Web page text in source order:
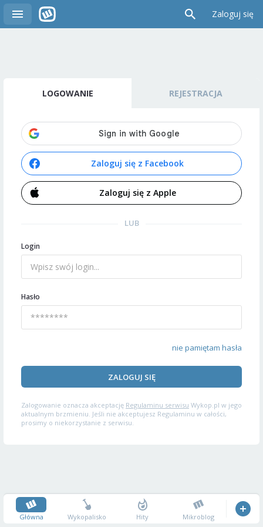
Zaloguj się
LOGOWANIE REJESTRACJA
Zaloguj się z Facebook
Zaloguj się z Apple
LUB
Login
Hasło
nie pamiętam hasła
ZALOGUJ SIĘ
Zalogowanie oznacza akceptację Regulaminu serwisu Wykop.pl w jego
aktualnym brzmieniu. Jeśli nie akceptujesz Regulaminu w całości,
prosimy o niekorzystanie z serwisu.
Główna Wykopalisko Hity Mikroblog